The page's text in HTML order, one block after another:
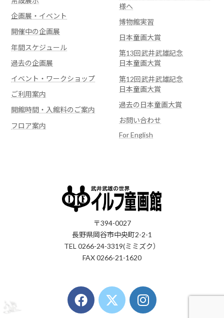
企画展・イベント
開催中の企画展
年間スケジュール
過去の企画展
イベント・ワークショップ
ご利用案内
開館時間・入館料のご案内
フロア案内
様へ
博物館実習
日本童画大賞
第13回武井武雄記念
日本童画大賞
第12回武井武雄記念
日本童画大賞
過去の日本童画大賞
お問い合わせ
For English
〒394-0027
長野県岡谷市中央町2-2-1
TEL 0266-24-3319(ミミズク）
FAX 0266-21-1620